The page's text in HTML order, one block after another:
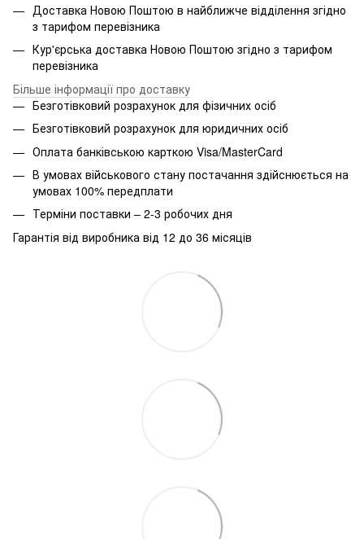
Доставка Новою Поштою в найближче відділення згідно
з тарифом перевізника
Кур'єрська доставка Новою Поштою згідно з тарифом
перевізника
Більше інформації про доставку
Безготівковий розрахунок для фізичних осіб
Безготівковий розрахунок для юридичних осіб
Оплата банківською карткою Visa/MasterCard
В умовах військового стану постачання здійснюється на
умовах 100% передплати
Терміни поставки – 2-3 робочих дня
Гарантія від виробника від 12 до 36 місяців